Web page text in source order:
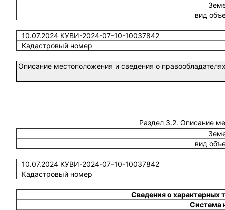
вид
10.07.2024 КУВИ-2024-07-10-10037842
Кадастровый номер
Описание местоположения и сведения о
Раздел 3.2. Описание
вид
10.07.2024 КУВИ-2024-07-10-10037842
Кадастровый номер
Сведения о характерных
Система